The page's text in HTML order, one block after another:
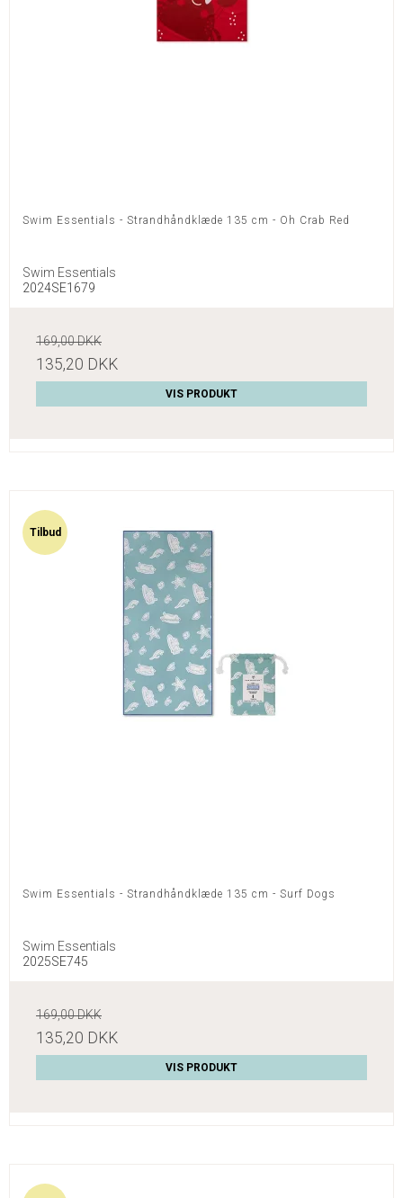
Swim Essentials - Strandhåndklæde 135 cm - Oh Crab Red
Swim Essentials
2024SE1679
169,00 DKK
135,20 DKK
VIS PRODUKT
Tilbud
Swim Essentials - Strandhåndklæde 135 cm - Surf Dogs
Swim Essentials
2025SE745
169,00 DKK
135,20 DKK
VIS PRODUKT